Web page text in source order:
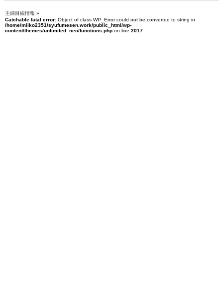
主婦目線情報 »
Catchable fatal error: Object of class WP_Error could not be converted to string in
/home/miiko2351/syufumesen.work/public_html/wp-
content/themes/unlimited_neo/functions.php on line 2017